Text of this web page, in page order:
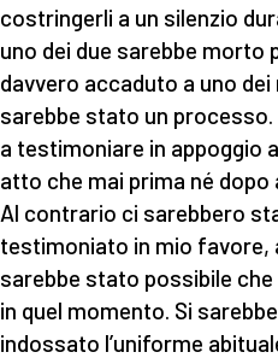
costringerli a un silenzio
uno dei due sarebbe morto
davvero accaduto a uno dei
sarebbe stato un processo.
a testimoniare in appoggio
atto che mai prima né
Al contrario ci sarebbero
testimoniato in mio favore,
sarebbe stato possibile
in quel momento. Si
indossato l’uniforme